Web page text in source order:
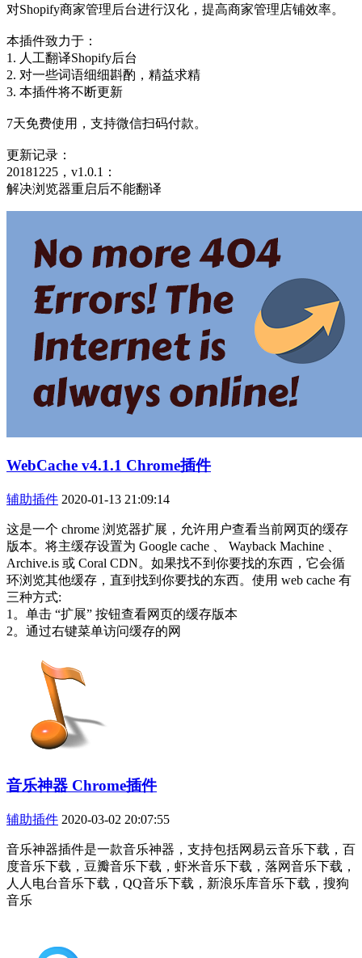
对Shopify商家管理后台进行汉化，提高商家管理店铺效率。
本插件致力于：
1. 人工翻译Shopify后台
2. 对一些词语细细斟酌，精益求精
3. 本插件将不断更新
7天免费使用，支持微信扫码付款。
更新记录：
20181225，v1.0.1：
解决浏览器重启后不能翻译
WebCache v4.1.1 Chrome插件
辅助插件 2020-01-13 21:09:14
这是一个 chrome 浏览器扩展，允许用户查看当前网页的缓存
版本。将主缓存设置为 Google cache 、 Wayback Machine 、
Archive.is 或 Coral CDN。如果找不到你要找的东西，它会循
环浏览其他缓存，直到找到你要找的东西。使用 web cache 有
三种方式:
1。单击 “扩展” 按钮查看网页的缓存版本
2。通过右键菜单访问缓存的网
音乐神器 Chrome插件
辅助插件 2020-03-02 20:07:55
音乐神器插件是一款音乐神器，支持包括网易云音乐下载，百
度音乐下载，豆瓣音乐下载，虾米音乐下载，落网音乐下载，
人人电台音乐下载，QQ音乐下载，新浪乐库音乐下载，搜狗
音乐